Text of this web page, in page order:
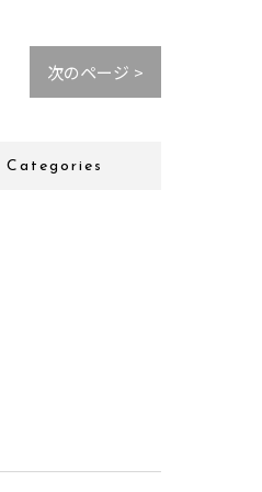
次のページ >
Categories